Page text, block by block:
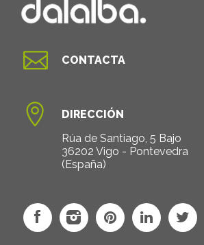
 CONTACTA

DIRECCIÓN
Rúa de Santiago, 5 Bajo
36202 Vigo - Pontevedra
(España)